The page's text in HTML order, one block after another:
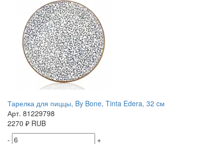
Тарелка для пиццы, By Bone, Tinta Edera, 32 cм
Арт. 81229798
2270 ₽ RUB
-
+